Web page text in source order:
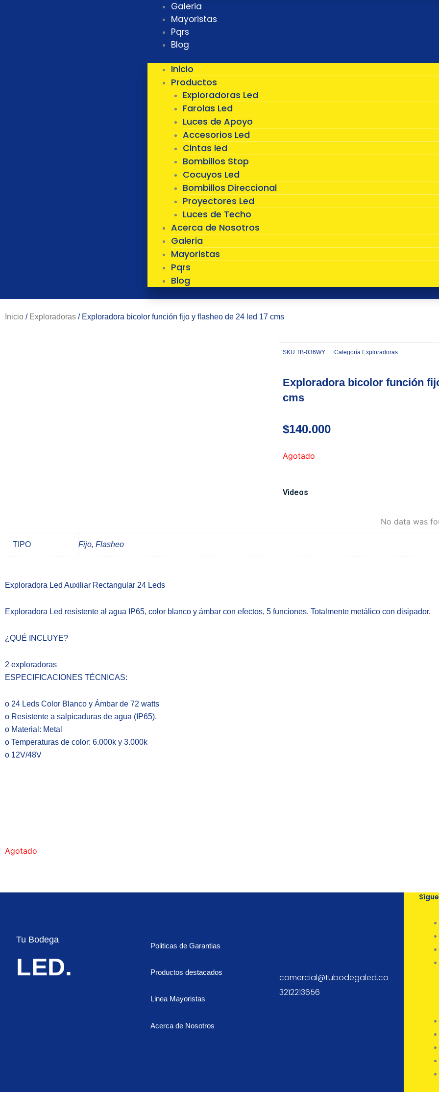
Galeria
Mayoristas
Pqrs
Blog
Inicio
Productos
Exploradoras Led
Farolas Led
Luces de Apoyo
Accesorios Led
Cintas led
Bombillos Stop
Cocuyos Led
Bombillos Direccional
Proyectores Led
Luces de Techo
Acerca de Nosotros
Galeria
Mayoristas
Pqrs
Blog
Inicio / Exploradoras / Exploradora bicolor función fijo y flasheo de 24 led 17 cms
SKU TB-036WY Categoría Exploradoras
Exploradora bicolor función
cms
$140.000
Agotado
Videos
No data was
TIPO Fijo, Flasheo
Exploradora Led Auxiliar Rectangular 24 Leds
Exploradora Led resistente al agua IP65, color blanco y ámbar con efectos, 5 funciones. Totalmente metálico con disipador.
¿QUÉ INCLUYE?
2 exploradoras
ESPECIFICACIONES TÉCNICAS:
o 24 Leds Color Blanco y Ámbar de 72 watts
o Resistente a salpicaduras de agua (IP65).
o Material: Metal
o Temperaturas de color: 6.000k y 3.000k
o 12V/48V
Agotado
Tu Bodega
LED.
Politicas de Garantias
Productos destacados
Linea Mayoristas
Acerca de Nosotros
comercial@tubodegaled.co
3212213656